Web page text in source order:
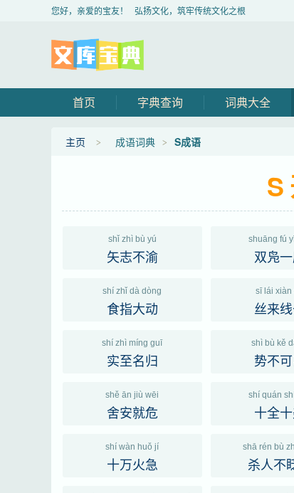
您好，亲爱的宝友！ 弘扬文化，筑牢传统文化之根
首页 字典查询 词典大全
主页 成语词典 S成语
shǐ zhì bù yú
矢志不渝
shuāng fú
双凫
shí zhǐ dà dòng
食指大动
sī lái xiàn
丝来
shí zhì míng guī
实至名归
shì bù kě
势不
shě ān jiù wēi
舍安就危
shí quán
十全
shí wàn huǒ jí
十万火急
shā rén bù
杀人不